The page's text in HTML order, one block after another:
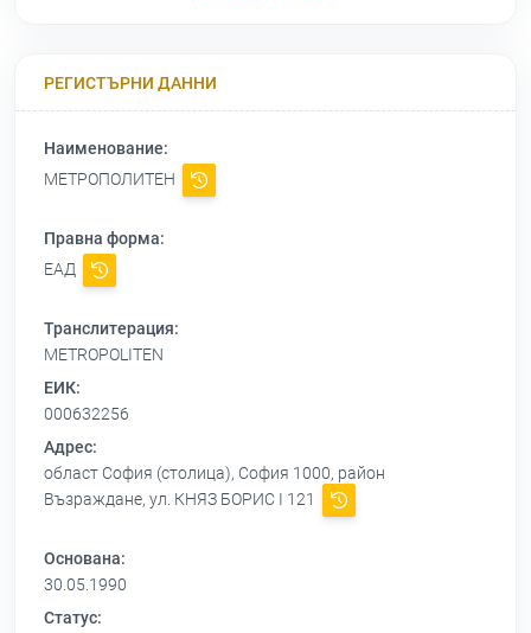
РЕГИСТЪРНИ ДАННИ
Наименование:
МЕТРОПОЛИТЕН
Правна форма:
ЕАД
Транслитерация:
METROPOLITEN
ЕИК:
000632256
Адрес:
област София (столица), София 1000, район
Възраждане, ул. КНЯЗ БОРИС І 121
Основана:
30.05.1990
Статус: